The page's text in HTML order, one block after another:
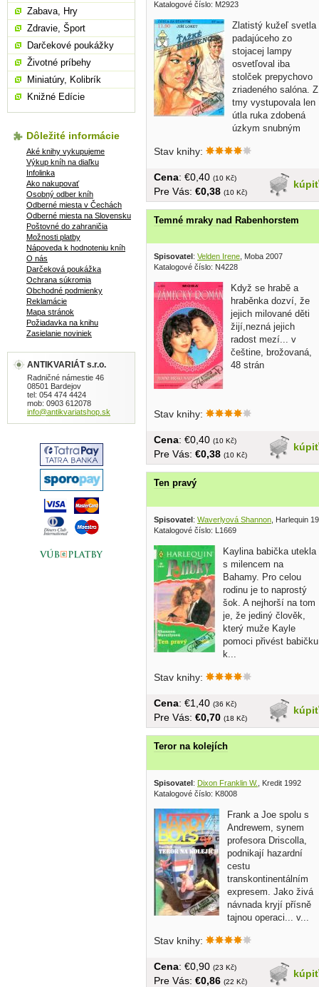
Katalogové číslo: M2923
Zlatistý kužeľ svetla
padajúceho zo
stojacej lampy
osvetľoval iba
stolček prepychovo
zriadeného salóna. Z
tmy vystupovala len
útla ruka zdobená
úzkym snubným
Stav knihy:
kúpiť
Cena: €0,40 (10 Kč)
Pre Vás: €0,38 (10 Kč)
Temné mraky nad Rabenhorstem
Spisovatel : Velden Irene, Moba 2007
Katalogové číslo: N4228
Když se hrabě a
hraběnka dozví, že
jejich milované děti
žijí,nezná jejich
radost mezí... v
češtine, brožovaná,
48 strán
Stav knihy:
kúpiť
Cena: €0,40 (10 Kč)
Pre Vás: €0,38 (10 Kč)
Ten pravý
Spisovatel: Waverlyová Shannon , Harlequin
Katalogové číslo: L1669
Kaylina babička utekla
s milencem na
Bahamy. Pro celou
rodinu je to naprostý
šok. A nejhorší na tom
je, že jediný člověk,
který muže Kayle
pomoci přivést babičku
k...
Stav knihy:
kúpiť
Cena: €1,40 (36 Kč)
Pre Vás: €0,70 (18 Kč)
Teror na kolejích
Spisovatel: Dixon Franklin W. , Kredit 1992
Katalogové číslo: K8008
Frank a Joe spolu s
Andrewem, synem
profesora Driscolla,
podnikají hazardní
cestu
transkontinentálním
expresem. Jako živá
návnada kryjí přísně
tajnou operaci... v...
Stav knihy:
kúpiť
Cena: €0,90 (23 Kč)
Pre Vás: €0,86 (22 Kč)
Zabava, Hry
Zdravie, Šport
Darčekové poukážky
Životné príbehy
Miniatúry, Kolibrík
Knižné Edície
Dôležité informácie
Aké knihy vykupujeme
Výkup kníh na diaľku
Infolinka
Ako nakupovať
Osobný odber kníh
Odberné miesta v Čechách
Odberné miesta na Slovensku
Poštovné do zahraničia
Možnosti platby
Nápoveda k hodnoteniu kníh
O nás
Darčeková poukážka
Ochrana súkromia
Obchodné podmienky
Reklamácie
Mapa stránok
Požiadavka na knihu
Zasielanie noviniek
ANTIKVARIÁT s.r.o.
Radničné námestie 46
08501 Bardejov
tel: 054 474 4424
mob: 0903 612078
info@antikvariatshop.sk